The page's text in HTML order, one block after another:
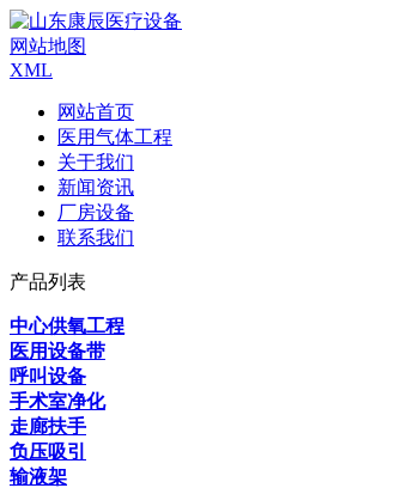
网站地图
XML
网站首页
医用气体工程
关于我们
新闻资讯
厂房设备
联系我们
产品列表
中心供氧工程
医用设备带
呼叫设备
手术室净化
走廊扶手
负压吸引
输液架